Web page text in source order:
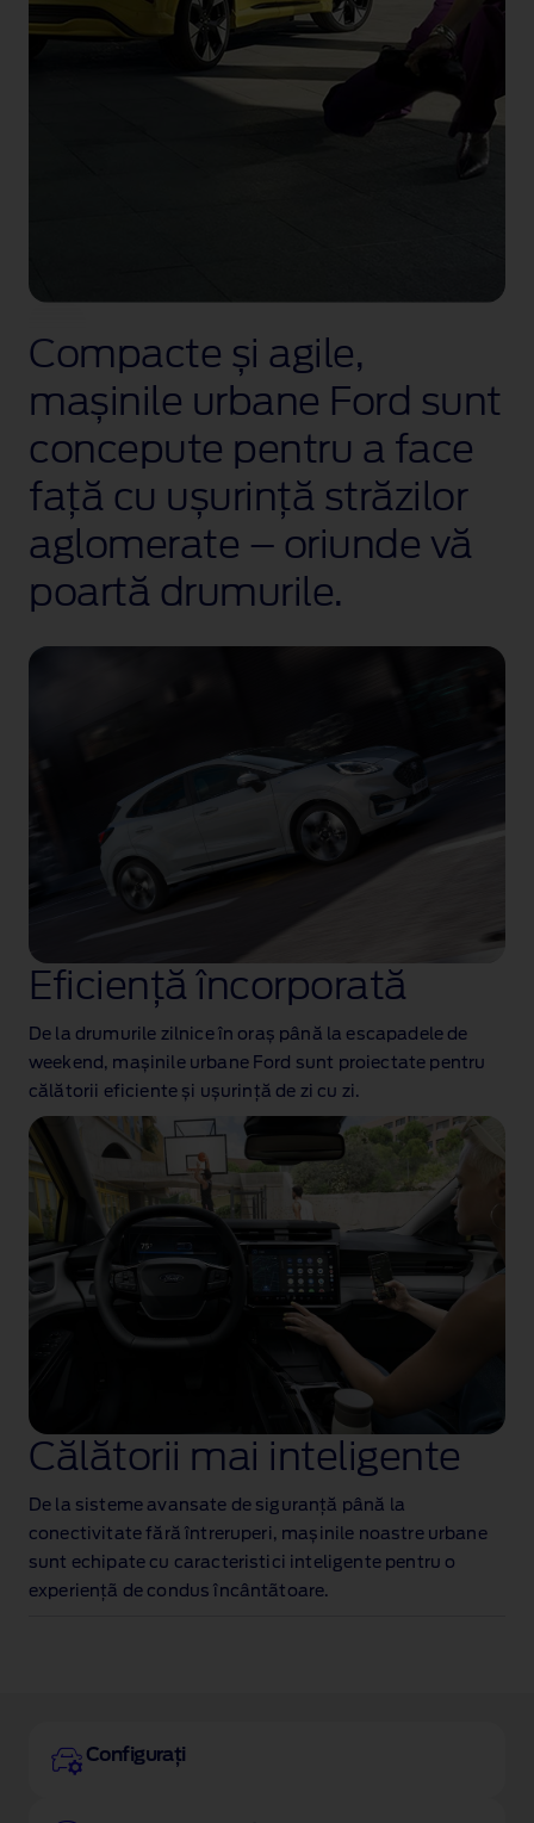
Compacte și agile,
mașinile urbane Ford sunt
concepute pentru a face
față cu ușurință străzilor
aglomerate – oriunde vă
poartă drumurile.
Eficiență încorporată
De la drumurile zilnice în oraș până la escapadele de
weekend, mașinile urbane Ford sunt proiectate pentru
călătorii eficiente și ușurință de zi cu zi.
Călătorii mai inteligente
De la sisteme avansate de siguranță până la
conectivitate fără întreruperi, mașinile noastre urbane
sunt echipate cu caracteristici inteligente pentru o
experienţã de condus încântãtoare.
Configurați